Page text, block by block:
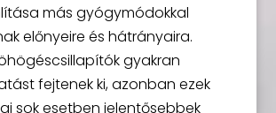
más gyógymódokkal
előnyeire és hátrányaira.
gyakran
fejtenek ki, azonban ezek
sok esetben jelentősebbek